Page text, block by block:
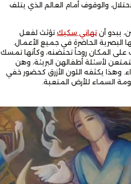
والوقوف أمام العالم الذي يتلف
يبدو أن تهاني سكيكتؤثث لفعل
البصرية الحاضرة في جميع الأعمال.
على المكان روحاً تحتضنه، وكأنها تمسك
لأسئلة أطفالهن البريئة، وهن
وهذا يكثفه اللون الأزرق كحضور خفي
السماء للأرض المتعبة.